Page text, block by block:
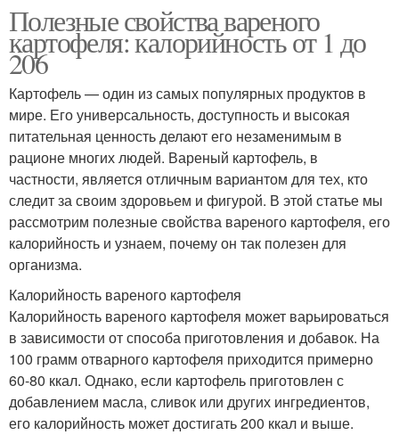
Полезные свойства вареного
картофеля: калорийность от 1 до
206
Картофель — один из самых популярных продуктов в
мире. Его универсальность, доступность и высокая
питательная ценность делают его незаменимым в
рационе многих людей. Вареный картофель, в
частности, является отличным вариантом для тех, кто
следит за своим здоровьем и фигурой. В этой статье мы
рассмотрим полезные свойства вареного картофеля, его
калорийность и узнаем, почему он так полезен для
организма.
Калорийность вареного картофеля
Калорийность вареного картофеля может варьироваться
в зависимости от способа приготовления и добавок. На
100 грамм отварного картофеля приходится примерно
60-80 ккал. Однако, если картофель приготовлен с
добавлением масла, сливок или других ингредиентов,
его калорийность может достигать 200 ккал и выше.